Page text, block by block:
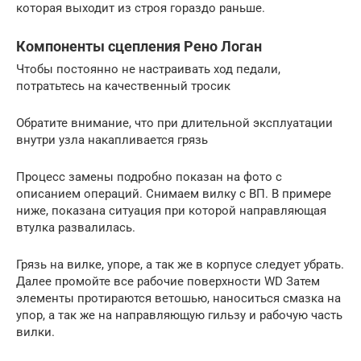
которая выходит из строя гораздо раньше.
Компоненты сцепления Рено Логан
Чтобы постоянно не настраивать ход педали,
потратьтесь на качественный тросик
Обратите внимание, что при длительной эксплуатации
внутри узла накапливается грязь
Процесс замены подробно показан на фото с
описанием операций. Снимаем вилку с ВП. В примере
ниже, показана ситуация при которой направляющая
втулка развалилась.
Грязь на вилке, упоре, а так же в корпусе следует убрать.
Далее промойте все рабочие поверхности WD Затем
элементы протираются ветошью, наноситься смазка на
упор, а так же на направляющую гильзу и рабочую часть
вилки.